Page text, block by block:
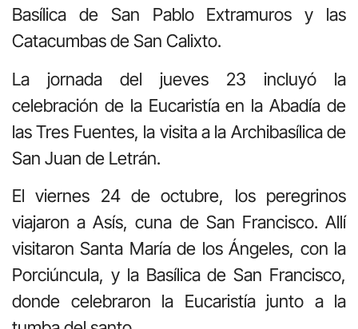
Basílica de San Pablo Extramuros y las
Catacumbas de San Calixto.
La jornada del jueves 23 incluyó la
celebración de la Eucaristía en la Abadía de
las Tres Fuentes, la visita a la Archibasílica de
San Juan de Letrán.
El viernes 24 de octubre, los peregrinos
viajaron a Asís, cuna de San Francisco. Allí
visitaron Santa María de los Ángeles, con la
Porciúncula, y la Basílica de San Francisco,
donde celebraron la Eucaristía junto a la